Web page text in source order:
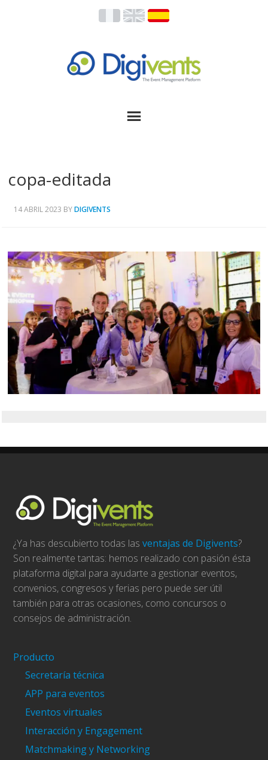
copa-editada
14 ABRIL 2023 BYDIGIVENTS
¿Ya has descubierto todas lasventajas de Digivents?
Son realmente tantas: hemos realizado con pasión ésta
plataforma digital para ayudarte a gestionar eventos,
convenios, congresos y ferias pero puede ser útil
también para otras ocasiones, como concursos o
consejos de administración.
Producto
Secretaría técnica
APP para eventos
Eventos virtuales
Interacción y Engagement
Matchmaking y Networking